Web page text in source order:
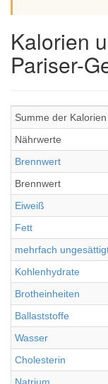
Kalorien
Pariser-
Summe der
Nährwerte
Brennwert
Brennwert
Eiweiß
Fett
mehrfach
Kohlenhydrate
Brotheinheiten
Ballaststoffe
Wasser
Cholesterin